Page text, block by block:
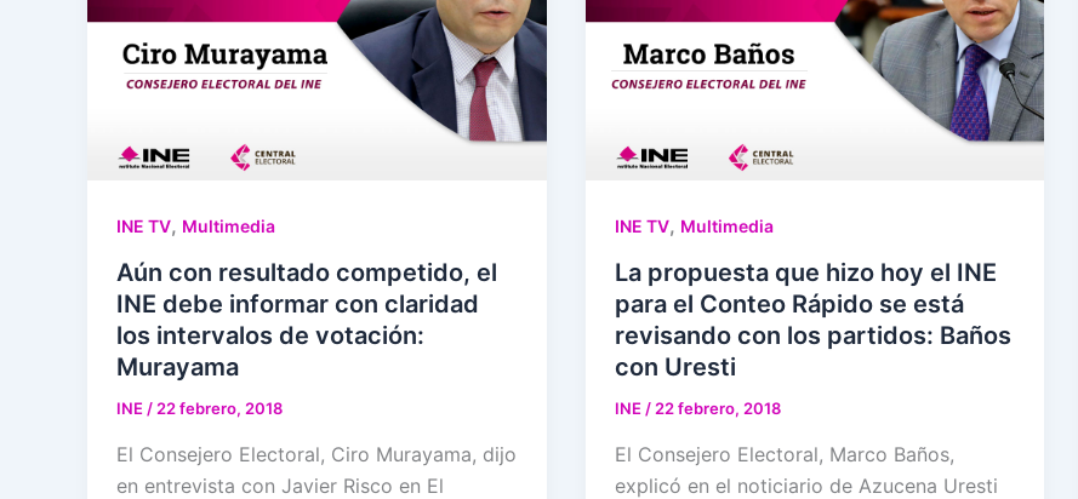
INE TV, Multimedia
Aún con resultado competido, el
INE debe informar con claridad
los intervalos de votación:
Murayama
INE/22 febrero, 2018
El Consejero Electoral, Ciro Murayama, dijo
en entrevista con Javier Risco en El
INE TV, Multimedia
La propuesta que hizo hoy el INE
para el Conteo Rápido se está
revisando con los partidos: Baños
con Uresti
INE/22 febrero, 2018
El Consejero Electoral, Marco Baños,
explicó en el noticiario de Azucena Uresti